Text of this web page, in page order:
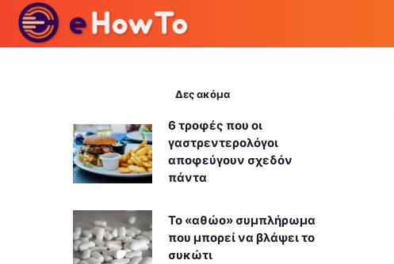
Δες ακόμα
6 τροφές που οι
γαστρεντερολόγοι
αποφεύγουν σχεδόν
πάντα
Το «αθώο» συμπλήρωμα
που μπορεί να βλάψει το
συκώτι